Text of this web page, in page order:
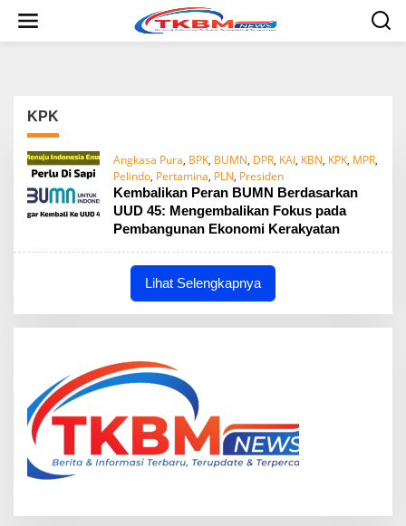
w
KPK
Angkasa Pura, BPK, BUMN, DPR, KAI, KBN, KPK, MPR,
Pelindo, Pertamina, PLN, Presiden
Kembalikan Peran BUMN Berdasarkan
UUD 45: Mengembalikan Fokus pada
Pembangunan Ekonomi Kerakyatan
Lihat Selengkapnya